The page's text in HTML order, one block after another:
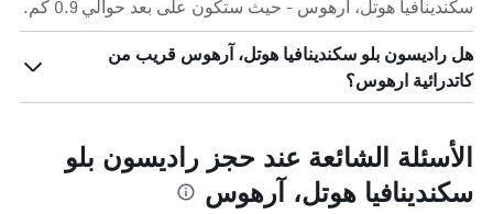
سكندينافيا هوتل، آرهوس - حيث ستكون على بعد حوالي 0.9 كم.
هل راديسون بلو سكندينافيا هوتل، آرهوس قريب من
كاتدرائية ارهوس؟
الأسئلة الشائعة عند حجز راديسون بلو
سكندينافيا هوتل، آرهوس